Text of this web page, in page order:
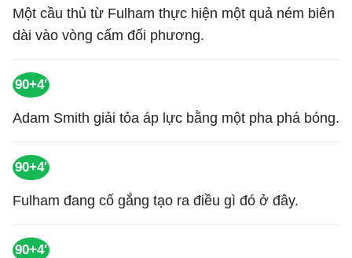
Một cầu thủ từ Fulham thực hiện một quả ném biên
dài vào vòng cấm đối phương.
90+4'
Adam Smith giải tỏa áp lực bằng một pha phá bóng.
90+4'
Fulham đang cố gắng tạo ra điều gì đó ở đây.
90+4'